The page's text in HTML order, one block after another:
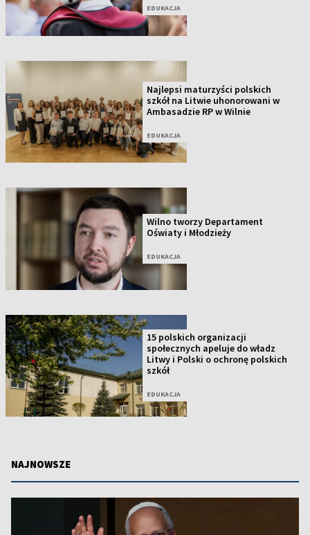
EDUKACJA
Najlepsi maturzyści polskich
szkół na Litwie uhonorowani w
Ambasadzie RP w Wilnie
EDUKACJA
Wilno tworzy Departament
Oświaty i Młodzieży
EDUKACJA
15 polskich organizacji
społecznych apeluje do władz
Litwy i Polski o ochronę polskich
szkół
EDUKACJA
NAJNOWSZE